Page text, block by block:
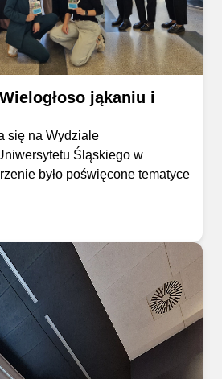
jąkaniu i
się na Wydziale
Śląskiego w
było poświęcone tematyce